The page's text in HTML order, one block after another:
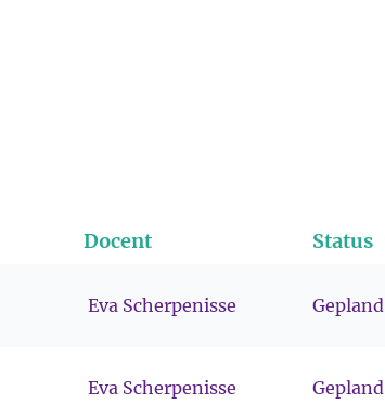
Docent Status
Eva Scherpenisse Gepland
Eva Scherpenisse Gepland